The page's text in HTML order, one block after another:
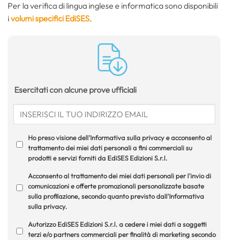
Per la verifica di lingua inglese e informatica sono disponibili
ivolumi specifici EdiSES.
Esercitati con alcune prove ufficiali
Ho preso visione dell'Informativa sulla privacy e acconsento al
trattamento dei miei dati personali a fini commerciali su
prodotti e servizi forniti da EdiSES Edizioni S.r.l.
Acconsento al trattamento dei miei dati personali per l'invio di
comunicazioni e offerte promozionali personalizzate basate
sulla profilazione, secondo quanto previsto dall'Informativa
sulla privacy.
Autorizzo EdiSES Edizioni S.r.l. a cedere i miei dati a soggetti
terzi e/o partners commerciali per finalità di marketing secondo